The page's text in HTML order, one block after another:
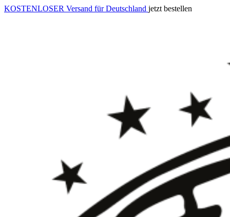
KOSTENLOSER Versand für Deutschland jetzt bestellen